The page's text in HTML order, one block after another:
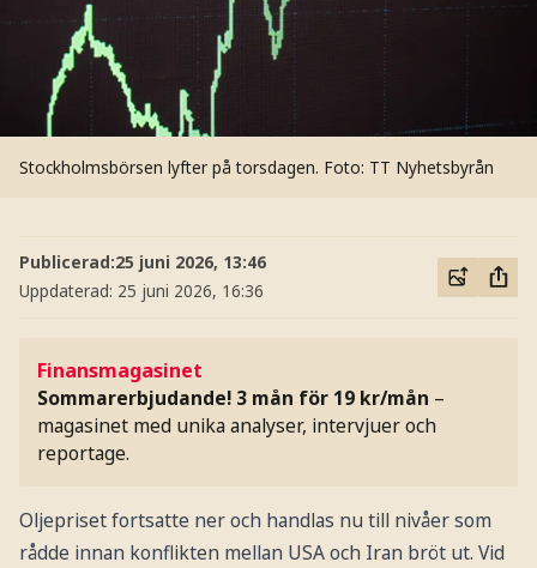
Stockholmsbörsen lyfter på torsdagen. Foto: TT Nyhetsbyrån
Publicerad:25 juni 2026, 13:46
Uppdaterad: 25 juni 2026, 16:36
Finansmagasinet
Sommarerbjudande! 3 mån för 19 kr/mån –
magasinet med unika analyser, intervjuer och
reportage.
Oljepriset fortsatte ner och handlas nu till nivåer som
rådde innan konflikten mellan USA och Iran bröt ut. Vid